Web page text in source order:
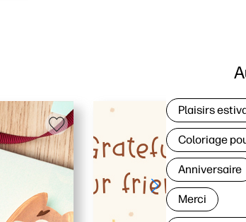
Plaisirs
Coloriage
Anniversaire
Merci